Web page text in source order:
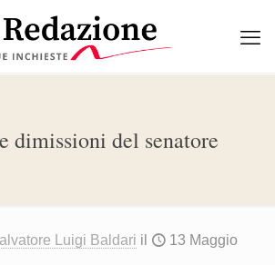
dimissioni del senatore
Luigi Baldari il
13 Maggio